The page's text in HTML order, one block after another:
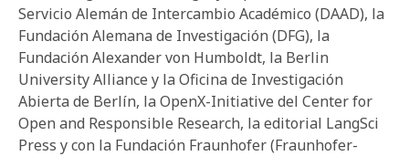
Servicio Alemán de Intercambio Académico (DAAD), la
Fundación Alemana de Investigación (DFG), la
Fundación Alexander von Humboldt, la Berlin
University Alliance y la Oficina de Investigación
Abierta de Berlín, la OpenX-Initiative del Center for
Open and Responsible Research, la editorial LangSci
Press y con la Fundación Fraunhofer (Fraunhofer-